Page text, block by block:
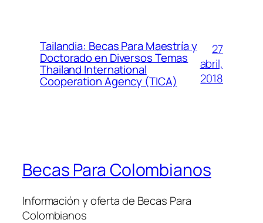
Tailandia: Becas Para Maestría y
Doctorado en Diversos Temas
Thailand International
Cooperation Agency (TICA)
27
abril,
2018
Becas Para Colombianos
Información y oferta de Becas Para
Colombianos